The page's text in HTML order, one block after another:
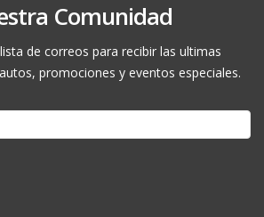
Comunidad
de correos para recibir las ultimas
promociones y eventos especiales.